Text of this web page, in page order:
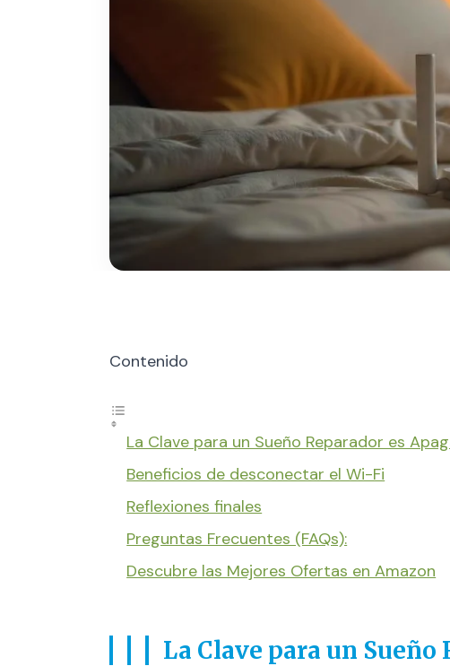
Contenido
La Clave para un Sueño Reparador es
Beneficios de desconectar el Wi-Fi
Reflexiones finales
Preguntas Frecuentes (FAQs):
Descubre las Mejores Ofertas en Amazon
La Clave para un